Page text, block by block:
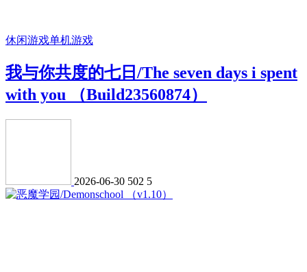
休闲游戏单机游戏
我与你共度的七日/The seven days i spent
with you （Build23560874）
2026-06-30 502 5